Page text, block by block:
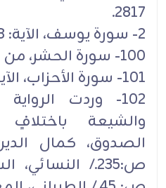
2817.
2- سورة يوسف، الآية: 108.
100- سورة الحشر، من الآية: 7.
101- سورة الأحزاب، الآية: 21.
102- وردت
والشيعة
الصدوق، كمال